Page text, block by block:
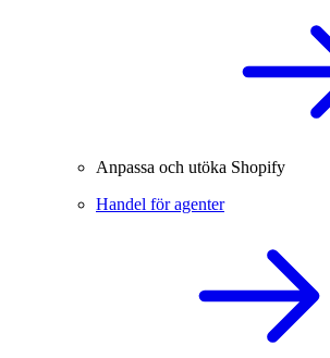
Anpassa och utöka Shopify
Handel för agenter